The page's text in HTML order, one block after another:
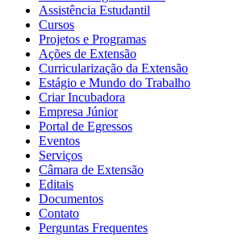
Assistência Estudantil
Cursos
Projetos e Programas
Ações de Extensão
Curricularização da Extensão
Estágio e Mundo do Trabalho
Criar Incubadora
Empresa Júnior
Portal de Egressos
Eventos
Serviços
Câmara de Extensão
Editais
Documentos
Contato
Perguntas Frequentes